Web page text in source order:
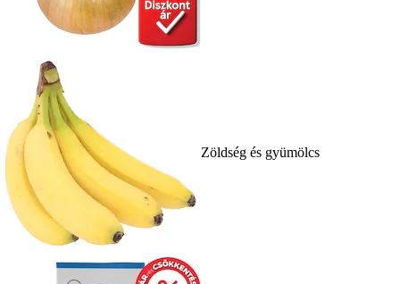
Zöldség és gyümölcs